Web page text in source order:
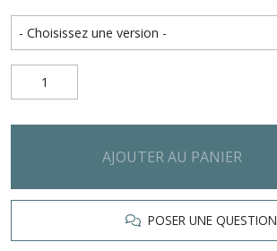
AJOUTER AU PANIER
POSER UNE QUESTION